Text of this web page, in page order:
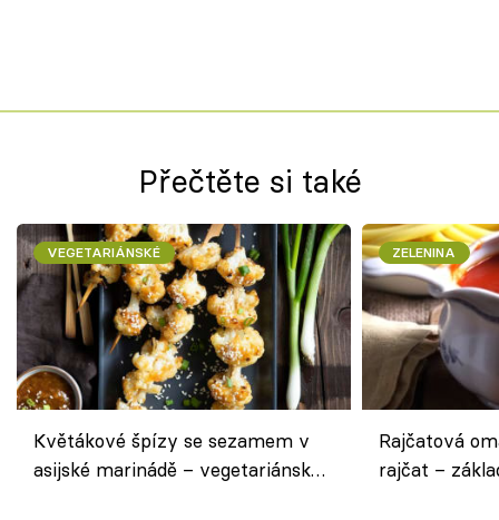
Přečtěte si také
VEGETARIÁNSKÉ
Květákové špízy se sezamem v
asijské marinádě – vegetariánská
ZELENINA
Rajčatová
rajčat –